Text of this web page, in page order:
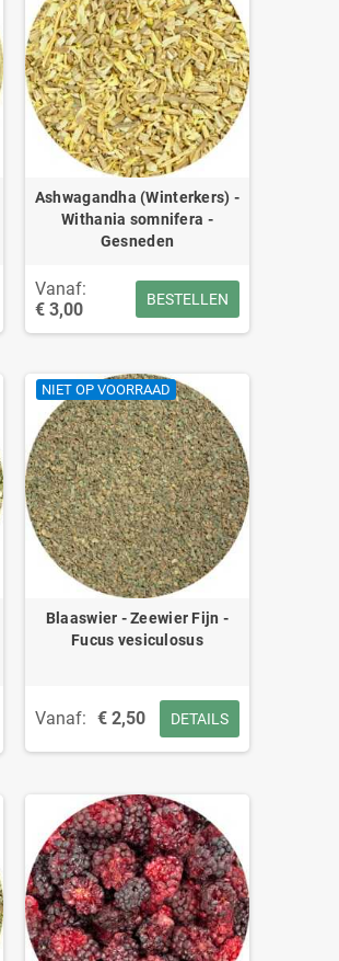
Ashwagandha (Winterkers) -
Withania somnifera -
Gesneden
Vanaf:
€ 3,00
BESTELLEN
NIET OP VOORRAAD
Blaaswier - Zeewier Fijn -
Fucus vesiculosus
Vanaf: € 2,50 DETAILS